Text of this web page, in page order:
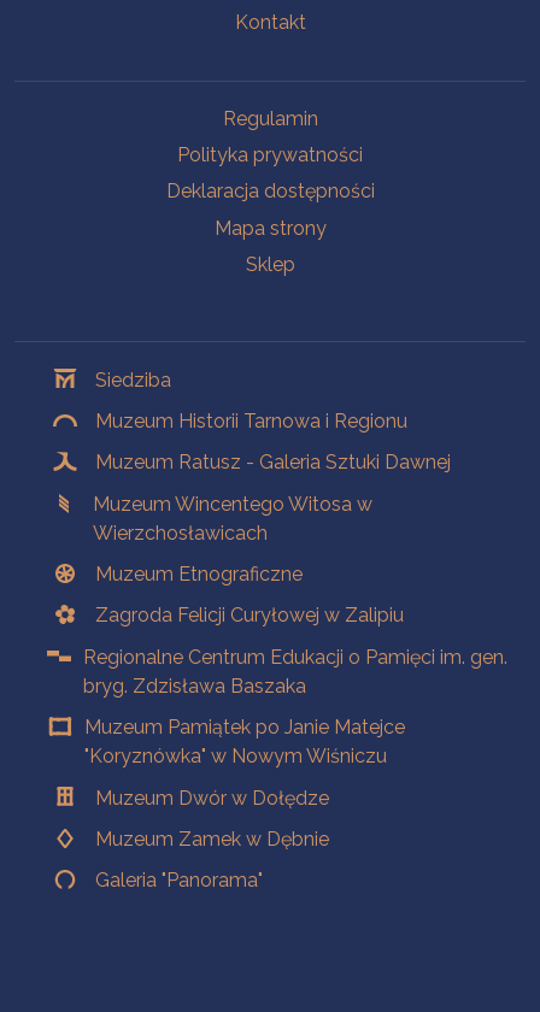
Kontakt
Regulamin
Polityka prywatności
Deklaracja dostępności
Mapa strony
Sklep
Siedziba
Muzeum Historii Tarnowa i Regionu
Muzeum Ratusz - Galeria Sztuki Dawnej
Muzeum Wincentego Witosa w
Wierzchosławicach
Muzeum Etnograficzne
Zagroda Felicji Curyłowej w Zalipiu
Regionalne Centrum Edukacji o Pamięci im. gen.
bryg. Zdzisława Baszaka
Muzeum Pamiątek po Janie Matejce
"Koryznówka" w Nowym Wiśniczu
Muzeum Dwór w Dołędze
Muzeum Zamek w Dębnie
Galeria "Panorama"